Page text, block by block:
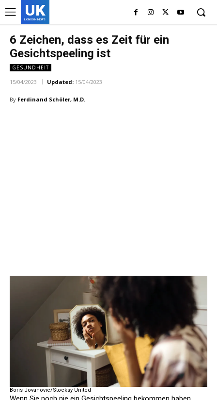
UK
LONDON NEWS
6 Zeichen, dass es Zeit für ein
Gesichtspeeling ist
GESUNDHEIT
15/04/2023 Updated: 15/04/2023
By Ferdinand Schöler, M.D.
Boris Jovanovic/Stocksy United